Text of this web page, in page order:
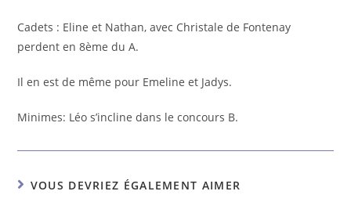
Cadets : Eline et Nathan, avec Christale de Fontenay
perdent en 8ème du A.
Il en est de même pour Emeline et Jadys.
Minimes: Léo s’incline dans le concours B.
VOUS DEVRIEZ ÉGALEMENT AIMER